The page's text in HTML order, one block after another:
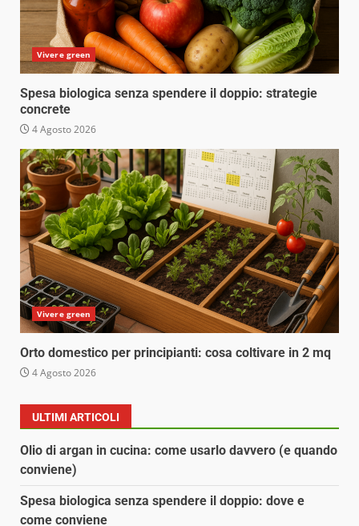
Vivere green
Spesa biologica senza spendere il doppio: strategie
concrete
4 Agosto 2026
Vivere green
Orto domestico per principianti: cosa coltivare in 2 mq
4 Agosto 2026
ULTIMI ARTICOLI
Olio di argan in cucina: come usarlo davvero (e quando
conviene)
Spesa biologica senza spendere il doppio: dove e
come conviene